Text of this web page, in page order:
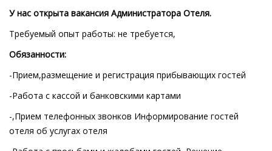
У нас открыта вакансия Администратора Отеля.
Требуемый опыт работы: не требуется,
Обязанности:
-Прием,размещение и регистрация прибывающих гостей
-Работа с кассой и банковскими картами
-,Прием телефонных звонков Информирование гостей
отеля об услугах отеля